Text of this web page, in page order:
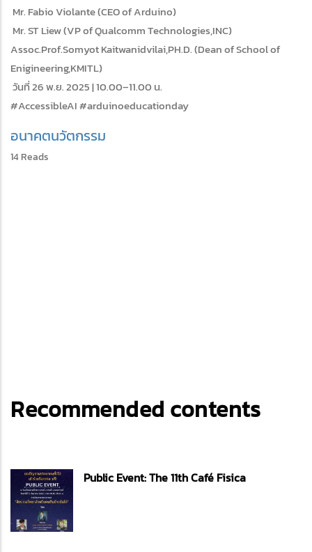
Mr. Fabio Violante (CEO of Arduino)
Mr. ST Liew (VP of Qualcomm Technologies,INC)
Assoc.Prof.Somyot Kaitwanidvilai,PH.D. (Dean of School of
Enigineering,KMITL)
วันที่ 26 พ.ย. 2025 | 10.00–11.00 น.
#AccessibleAI #arduinoeducationday
อนาคตนวัตกรรม
14 Reads
Recommended contents
Public Event: The 11th Café Fisica